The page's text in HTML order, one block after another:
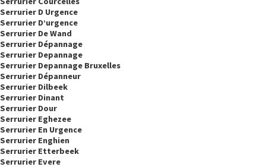
Serrurier D Urgence
Serrurier D’urgence
Serrurier De Wand
Serrurier Dépannage
Serrurier Depannage
Serrurier Depannage Bruxelles
Serrurier Dépanneur
Serrurier Dilbeek
Serrurier Dinant
Serrurier Dour
Serrurier Eghezee
Serrurier En Urgence
Serrurier Enghien
Serrurier Etterbeek
Serrurier Evere